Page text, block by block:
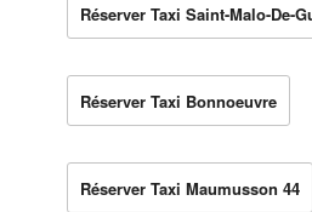
Réserver Taxi Saint-Malo-De-
Réserver Taxi Bonnoeuvre
Réserver Taxi Maumusson 44